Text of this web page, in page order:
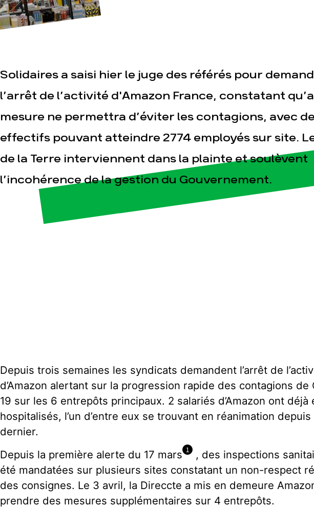
Contact
Solidaires a saisi hier le juge des référés pour
l’arrêt de l’activité d'Amazon France, constatant
mesure ne permettra d’éviter les contagions, avec
effectifs pouvant atteindre 2774 employés sur site.
de la Terre interviennent dans la plainte et soulèvent
l’incohérence de la gestion du Gouvernement.
Depuis trois semaines les syndicats demandent l’arrêt de
d’Amazon alertant sur la progression rapide des contagions de
19 sur les 6 entrepôts principaux. 2 salariés d’Amazon ont déjà
hospitalisés, l’un d’entre eux se trouvant en réanimation
dernier.
Depuis la première alerte du 17 mars 1
, des inspections
été mandatées sur plusieurs sites constatant un non-respect
des consignes. Le 3 avril, la Direccte a mis en demeure
prendre des mesures supplémentaires sur 4 entrepôts.